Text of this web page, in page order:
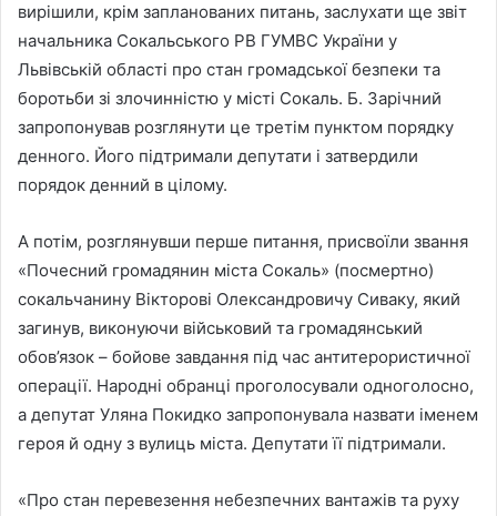
вирішили, крім запланованих питань, заслухати ще звіт
начальника Сокальського РВ ГУМВС України у
Львівській області про стан громадської безпеки та
боротьби зі злочинністю у місті Сокаль. Б. Зарічний
запропонував розглянути це третім пунктом порядку
денного. Його підтримали депутати і затвердили
порядок денний в цілому.
А потім, розглянувши перше питання, присвоїли звання
«Почесний громадянин міста Сокаль» (посмертно)
сокальчанину Вікторові Олександровичу Сиваку, який
загинув, виконуючи військовий та громадянський
обов’язок – бойове завдання під час антитерористичної
операції. Народні обранці проголосували одноголосно,
а депутат Уляна Покидко запропонувала назвати іменем
героя й одну з вулиць міста. Депутати її підтримали.
«Про стан перевезення небезпечних вантажів та руху